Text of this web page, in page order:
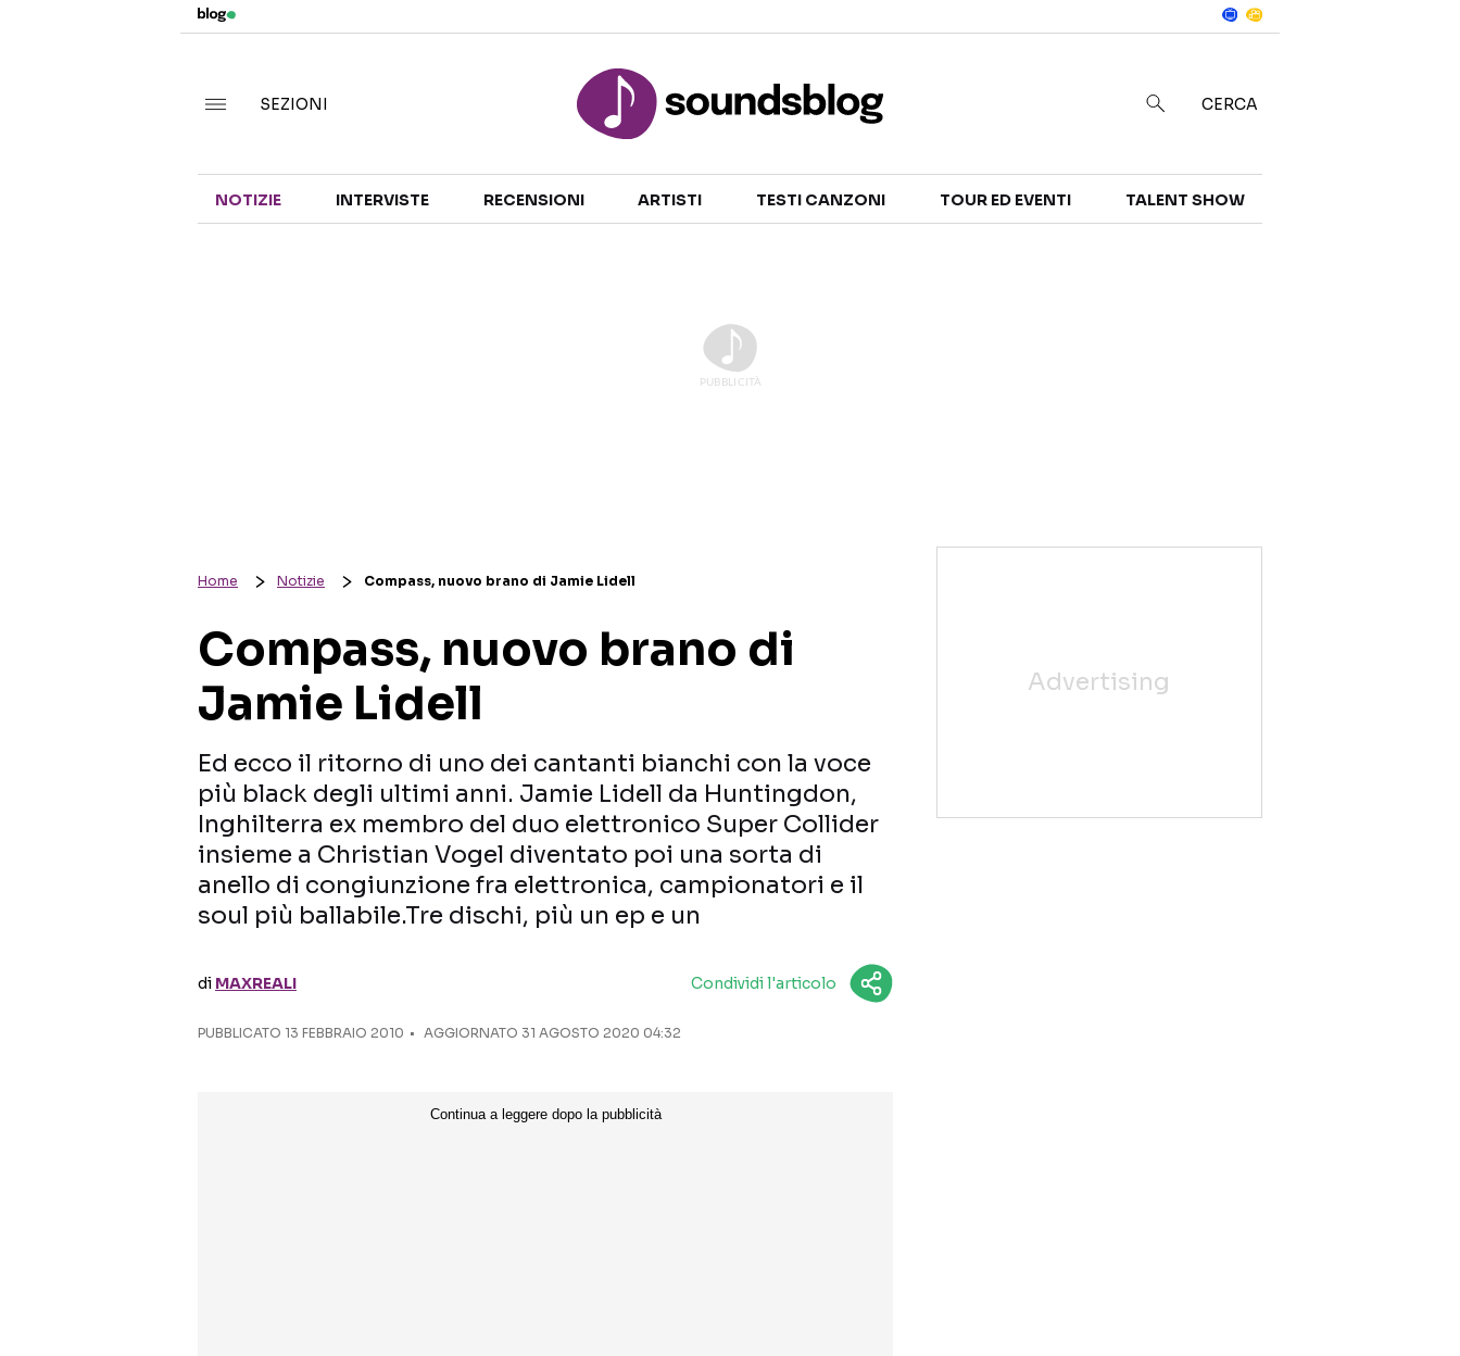
TALENT SHOW
SEZIONI CERCA
NOTIZIE INTERVISTE RECENSIONI ARTISTI TESTI CANZONI TOUR ED EVENTI TALENT SHOW
Home Notizie Compass, nuovo brano di Jamie Lidell
Compass, nuovo brano di
Jamie Lidell
Ed ecco il ritorno di uno dei cantanti bianchi con la voce
più black degli ultimi anni. Jamie Lidell da Huntingdon,
Inghilterra ex membro del duo elettronico Super Collider
insieme a Christian Vogel diventato poi una sorta di
anello di congiunzione fra elettronica, campionatori e il
soul più ballabile.Tre dischi, più un ep e un
di MAXREALI Condividi l'articolo
PUBBLICATO 13 FEBBRAIO 2010 AGGIORNATO 31 AGOSTO 2020 04:32